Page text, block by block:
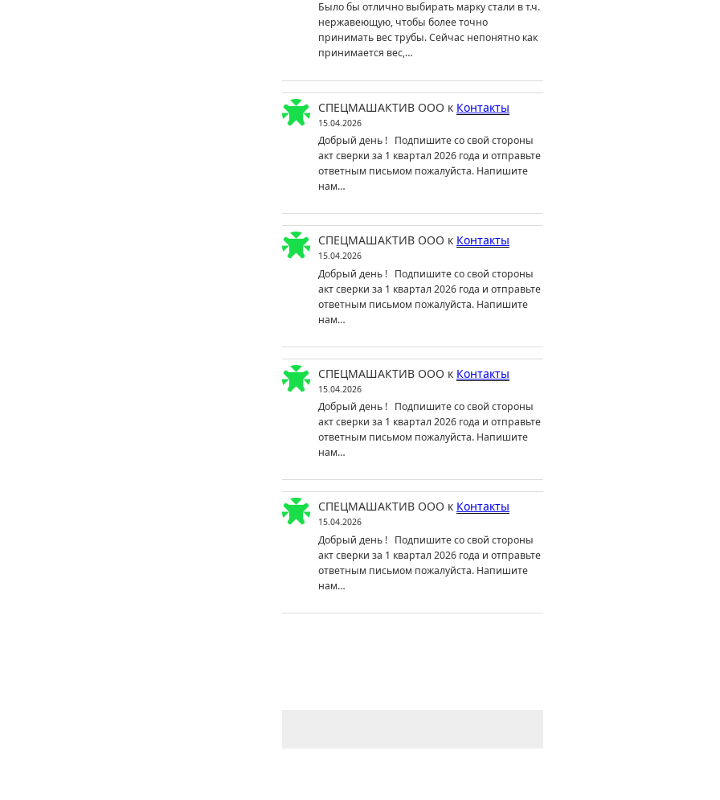
Было бы отлично выбирать марку стали в т.ч.
нержавеющую, чтобы более точно
принимать вес трубы. Сейчас непонятно как
принимается вес,…
СПЕЦМАШАКТИВ ООО к Контакты
15.04.2026
Добрый день ! Подпишите со свой стороны
акт сверки за 1 квартал 2026 года и отправьте
ответным письмом пожалуйста. Напишите
нам…
СПЕЦМАШАКТИВ ООО к Контакты
15.04.2026
Добрый день ! Подпишите со свой стороны
акт сверки за 1 квартал 2026 года и отправьте
ответным письмом пожалуйста. Напишите
нам…
СПЕЦМАШАКТИВ ООО к Контакты
15.04.2026
Добрый день ! Подпишите со свой стороны
акт сверки за 1 квартал 2026 года и отправьте
ответным письмом пожалуйста. Напишите
нам…
СПЕЦМАШАКТИВ ООО к Контакты
15.04.2026
Добрый день ! Подпишите со свой стороны
акт сверки за 1 квартал 2026 года и отправьте
ответным письмом пожалуйста. Напишите
нам…